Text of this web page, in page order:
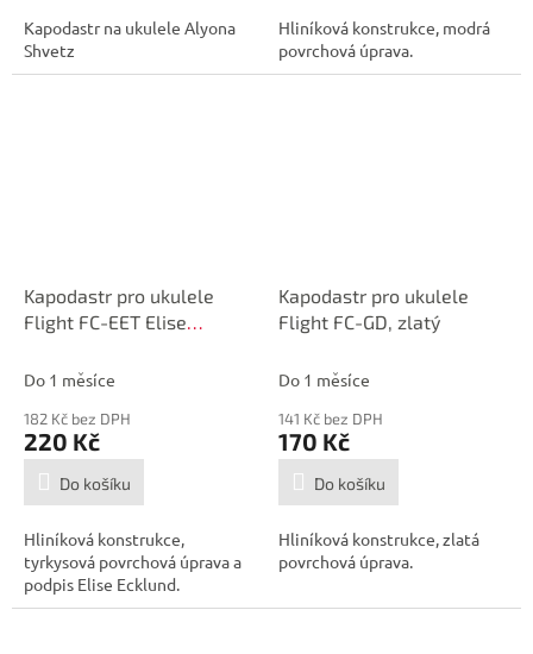
Kapodastr na ukulele Alyona
Shvetz
Hliníková konstrukce, modrá
povrchová úprava.
Kapodastr pro ukulele
Flight FC-EET Elise
Do 1 měsíce
182 Kč bez DPH
220 Kč
Do košíku
Hliníková konstrukce,
tyrkysová povrchová úprava a
podpis Elise Ecklund.
Kapodastr pro ukulele
Flight FC-GD, zlatý
Do 1 měsíce
141 Kč bez DPH
170 Kč
Do košíku
Hliníková konstrukce, zlatá
povrchová úprava.